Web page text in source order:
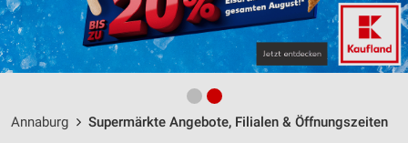
Annaburg Supermärkte Angebote, Filialen & Öffnungszeiten